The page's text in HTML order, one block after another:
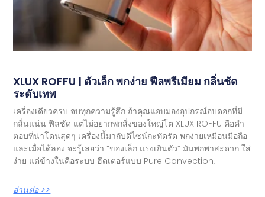
XLUX ROFFU | ตัวเล็ก พกง่าย ฟีลพรีเมียม กลิ่นชัด
ระดับเทพ
เครื่องเดียวครบ จบทุกความรู้สึก ถ้าคุณแอบมองอุปกรณ์อบดอกที่มี
กลิ่นแน่น ฟีลชัด แต่ไม่อยากพกสิ่งของใหญ่โต XLUX ROFFU คือคำ
ตอบที่น่าโดนสุดๆ เครื่องนี้มากับดีไซน์กะทัดรัด พกง่ายเหมือนมือถือ
และเมื่อได้ลอง จะรู้เลยว่า “ของเล็ก แรงเกินตัว” มันพกพาสะดวก ใส่
ง่าย แต่ข้างในคือระบบ ฮีตเตอร์แบบ Pure Convection,
อ่านต่อ >>